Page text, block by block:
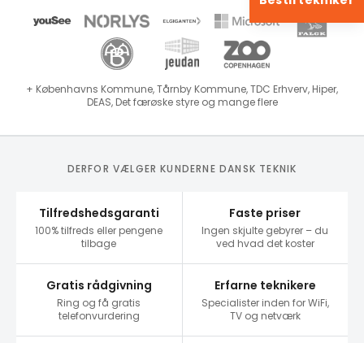
+ Københavns Kommune, Tårnby Kommune, TDC Erhverv, Hiper,
DEAS, Det færøske styre og mange flere
DERFOR VÆLGER KUNDERNE DANSK TEKNIK
Tilfredshedsgaranti
100% tilfreds eller pengene
tilbage
Faste priser
Ingen skjulte gebyrer – du
ved hvad det koster
Gratis rådgivning
Ring og få gratis
telefonvurdering
Erfarne teknikere
Specialister inden for WiFi,
TV og netværk